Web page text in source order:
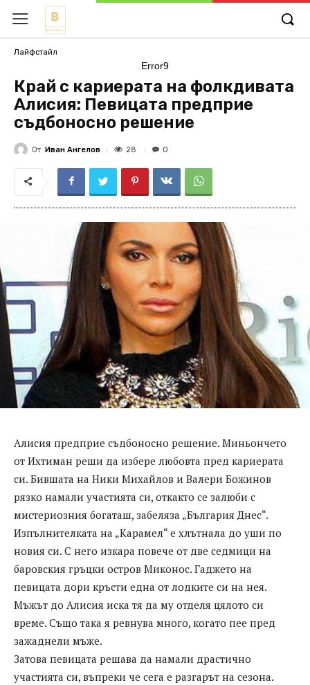
Лайфстайл
Error9
Край с кариерата на фолкдивата
Алисия: Певицата предприе
съдбоносно решение
От Иван Ангелов 28 0
Алисия предприе съдбоносно решение. Миньончето
от Ихтиман реши да избере любовта пред кариерата
си. Бившата на Ники Михайлов и Валери Божинов
рязко намали участията си, откакто се залюби с
мистериозния богаташ, забеляза „България Днес“.
Изпълнителката на „Карамел“ е хлътнала до уши по
новия си. С него изкара повече от две седмици на
баровския гръцки остров Миконос. Гаджето на
певицата дори кръсти една от лодките си на нея.
Мъжът до Алисия иска тя да му отделя цялото си
време. Също така я ревнува много, когато пее пред
зажаднели мъже.
Затова певицата решава да намали драстично
участията си, въпреки че сега е разгарът на сезона.